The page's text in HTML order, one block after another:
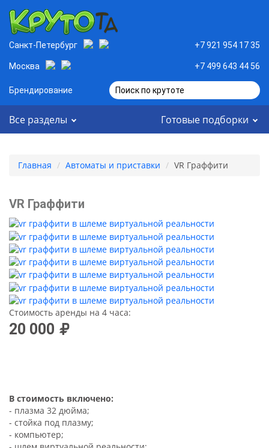
Санкт-Петербург +7 921 954 17 35
Москва +7 499 643 44 56
Брендирование Поиск по крутоте
Все разделы Готовые подборки
Главная Автоматы и приставки VR Граффити
VR Граффити
Стоимость аренды на 4 часа:
20 000
В стоимость включено:
- плазма 32 дюйма;
- стойка под плазму;
- компьютер;